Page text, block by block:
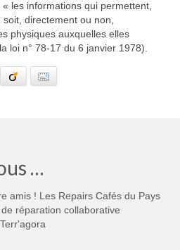
les informations qui permettent,
directement ou non,
physiques auxquelles elles
loi n° 78-17 du 6 janvier 1978).
Viadeo
…
amis ! Les Repairs Cafés du Pays
réparation collaborative